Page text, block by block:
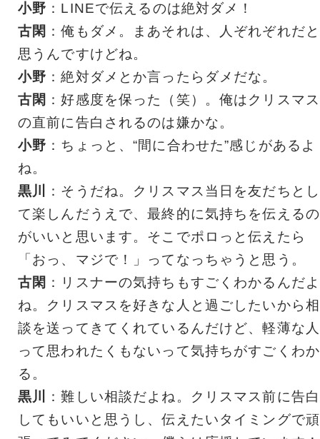
小野 ：LINEで伝えるのは絶対ダメ！
古閑 ：俺もダメ。まあそれは、人ぞれぞれだと
思うんですけどね。
小野 ：絶対ダメとか言ったらダメだな。
古閑 ：好感度を保った（笑）。俺はクリスマス
の直前に告白されるのは嫌かな。
小野 ：ちょっと、“間に合わせた”感じがあるよ
ね。
黒川
：そうだね。クリスマス当日を友だちとし
て楽しんだうえで、最終的に気持ちを伝えるの
がいいと思います。そこでポロっと伝えたら
「おっ、マジで！」ってなっちゃうと思う。
古閑 ：リスナーの気持ちもすごくわかるんだよ
ね。クリスマスを好きな人と過ごしたいから相
談を送ってきてくれているんだけど、軽薄な人
って思われたくもないって気持ちがすごくわか
る。
黒川
：難しい相談だよね。クリスマス前に告白
してもいいと思うし、伝えたいタイミングで頑